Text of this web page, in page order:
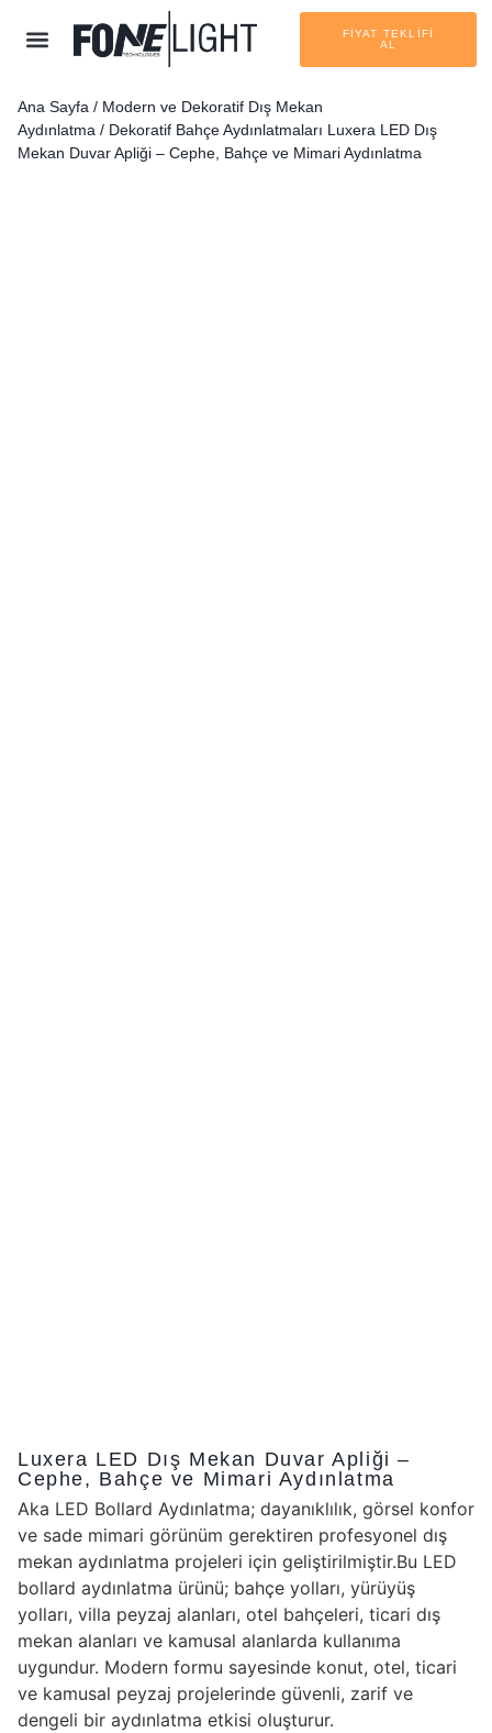
FİYAT TEKLİFİ
AL
Ana Sayfa / Modern ve Dekoratif Dış Mekan
Aydınlatma / Dekoratif Bahçe Aydınlatmaları Luxera LED Dış
Mekan Duvar Apliği – Cephe, Bahçe ve Mimari Aydınlatma
Luxera LED Dış Mekan Duvar Apliği –
Cephe, Bahçe ve Mimari Aydınlatma
Aka LED Bollard Aydınlatma; dayanıklılık, görsel konfor
ve sade mimari görünüm gerektiren profesyonel dış
mekan aydınlatma projeleri için geliştirilmiştir.Bu LED
bollard aydınlatma ürünü; bahçe yolları, yürüyüş
yolları, villa peyzaj alanları, otel bahçeleri, ticari dış
mekan alanları ve kamusal alanlarda kullanıma
uygundur. Modern formu sayesinde konut, otel, ticari
ve kamusal peyzaj projelerinde güvenli, zarif ve
dengeli bir aydınlatma etkisi oluşturur.